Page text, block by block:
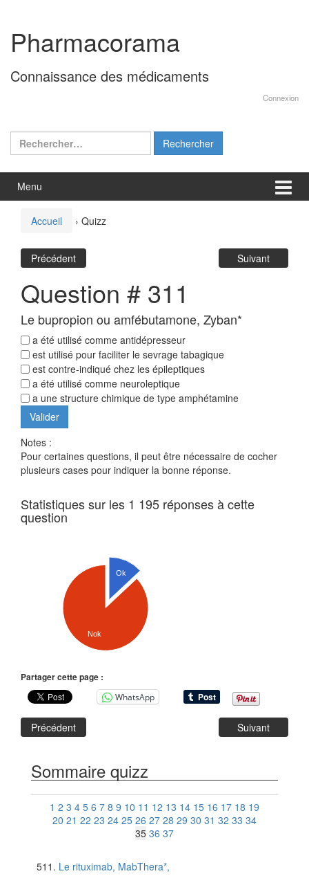
contenu
menu
principal
Pharmacorama
Connaissance des médicaments
Connexion
Rechercher :
Menu
Accueil › Quizz
Précédent Suivant
Question # 311
Le bupropion ou amfébutamone, Zyban*
a été utilisé comme antidépresseur
est utilisé pour faciliter le sevrage tabagique
est contre-indiqué chez les épileptiques
a été utilisé comme neuroleptique
a une structure chimique de type amphétamine
Notes :
Pour certaines questions, il peut être nécessaire de cocher
plusieurs cases pour indiquer la bonne réponse.
Statistiques sur les 1 195 réponses à cette
question
Ok
Nok
Partager cette page :
WhatsApp
Précédent Suivant
Sommaire quizz
1 2 3 4 5 6 7 8 9 10 11 12 13 14 15 16 17 18 19
20 21 22 23 24 25 26 27 28 29 30 31 32 33 34
35 36 37
Le rituximab, MabThera*,